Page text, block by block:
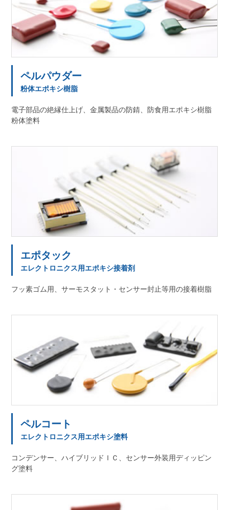
ペルパウダー
粉体エポキシ樹脂
電子部品の絶縁仕上げ、金属製品の防錆、防食用エポキシ樹脂
粉体塗料
エポタック
エレクトロニクス用エポキシ接着剤
フッ素ゴム用、サーモスタット・センサー封止等用の接着樹脂
ペルコート
エレクトロニクス用エポキシ塗料
コンデンサー、ハイブリッドＩＣ、センサー外装用ディッピン
グ塗料